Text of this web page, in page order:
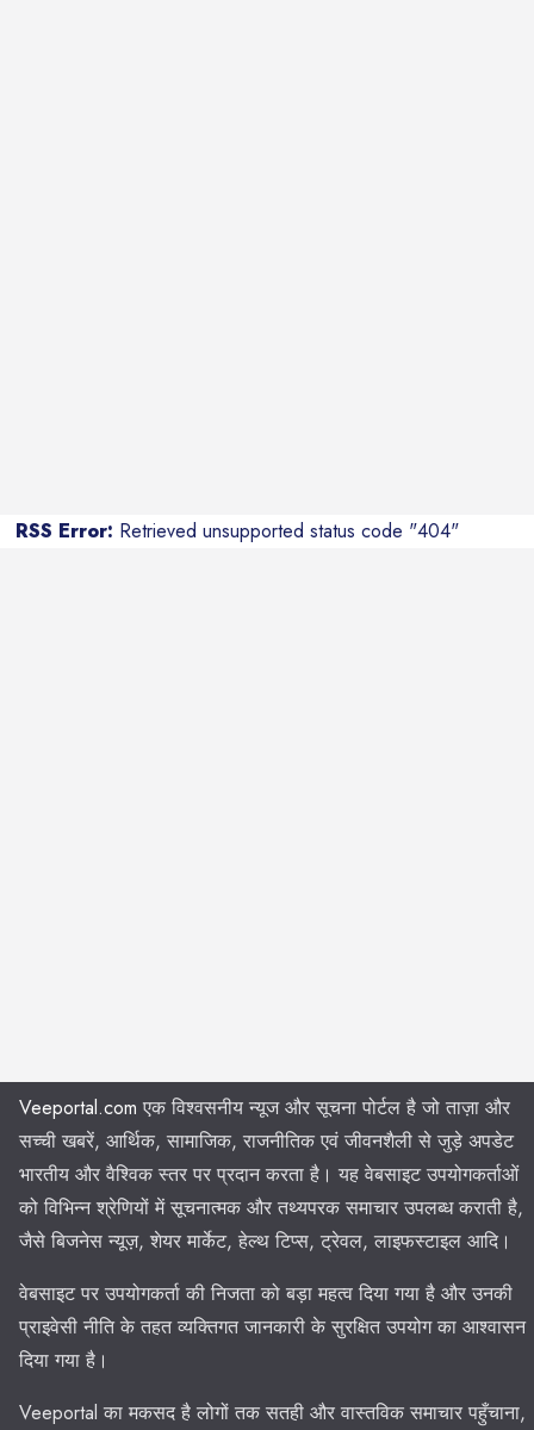
RSS Error: Retrieved unsupported status code "404"
Veeportal.com एक विश्वसनीय न्यूज और सूचना पोर्टल है जो ताज़ा और
सच्ची खबरें, आर्थिक, सामाजिक, राजनीतिक एवं जीवनशैली से जुड़े अपडेट
भारतीय और वैश्विक स्तर पर प्रदान करता है। यह वेबसाइट उपयोगकर्ताओं
को विभिन्न श्रेणियों में सूचनात्मक और तथ्यपरक समाचार उपलब्ध कराती है,
जैसे बिजनेस न्यूज़, शेयर मार्केट, हेल्थ टिप्स, ट्रेवल, लाइफस्टाइल आदि।
वेबसाइट पर उपयोगकर्ता की निजता को बड़ा महत्व दिया गया है और उनकी
प्राइवेसी नीति के तहत व्यक्तिगत जानकारी के सुरक्षित उपयोग का आश्वासन
दिया गया है।
Veeportal का मकसद है लोगों तक सतही और वास्तविक समाचार पहुँचाना,